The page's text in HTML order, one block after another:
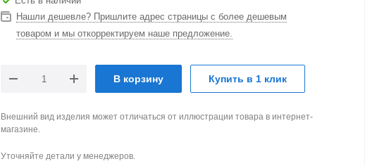
Нашли дешевле? Пришлите адрес страницы с более дешевым
товаром и мы откорректируем наше предложение.
В корзину Купить в 1 клик
Внешний вид изделия может отличаться от иллюстрации товара в интернет-
магазине.
Уточняйте детали у менеджеров.